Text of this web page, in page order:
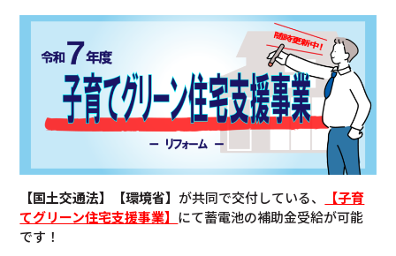
【国土交通法】【環境省】 が共同で交付している、
【子育
てグリーン住宅支援事業】 にて蓄電池の補助金受給が可能
です！